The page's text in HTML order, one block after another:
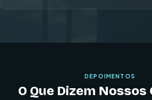
DEPOIMENTOS
O Que Dizem